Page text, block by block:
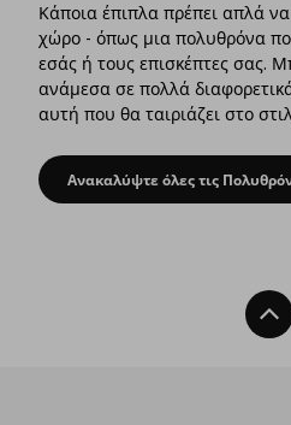
Κάποια έπιπλα πρέπει απλά
χώρο - όπως μια πολυθρόνα
εσάς ή τους επισκέπτες σας.
ανάμεσα σε πολλά
αυτή που θα ταιριάζει στο
Άνεση για
Ανακαλύψτε όλες τις